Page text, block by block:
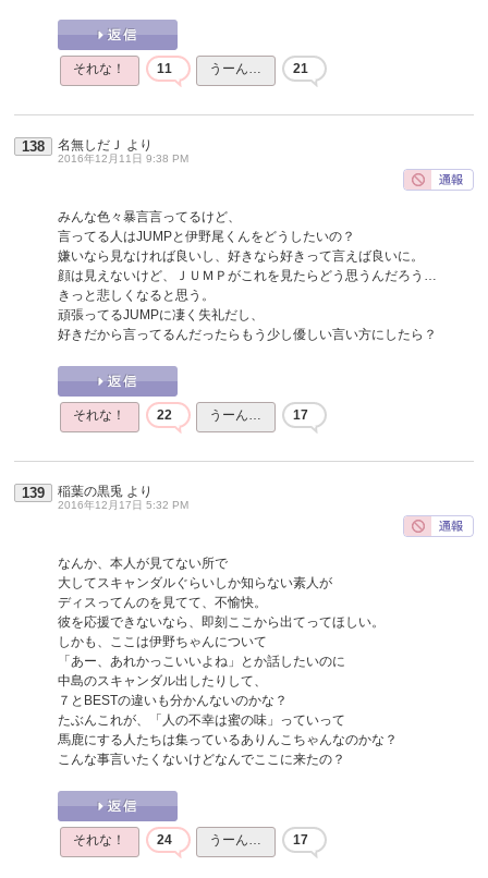
それな！ 11 うーん… 21
138 名無しだＪ より
2016年12月11日 9:38 PM
みんな色々暴言言ってるけど、
言ってる人はJUMPと伊野尾くんをどうしたいの？
嫌いなら見なければ良いし、好きなら好きって言えば良いに。
顔は見えないけど、ＪＵＭＰがこれを見たらどう思うんだろう…
きっと悲しくなると思う。
頑張ってるJUMPに凄く失礼だし、
好きだから言ってるんだったらもう少し優しい言い方にしたら？
それな！ 22 うーん… 17
139 稲葉の黒兎 より
2016年12月17日 5:32 PM
なんか、本人が見てない所で
大してスキャンダルぐらいしか知らない素人が
ディスってんのを見てて、不愉快。
彼を応援できないなら、即刻ここから出てってほしい。
しかも、ここは伊野ちゃんについて
「あー、あれかっこいいよね」とか話したいのに
中島のスキャンダル出したりして、
７とBESTの違いも分かんないのかな？
たぶんこれが、「人の不幸は蜜の味」っていって
馬鹿にする人たちは集っているありんこちゃんなのかな？
こんな事言いたくないけどなんでここに来たの？
それな！ 24 うーん… 17